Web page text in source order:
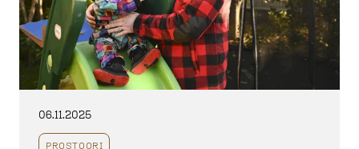
06.11.2025
PROSTOORI